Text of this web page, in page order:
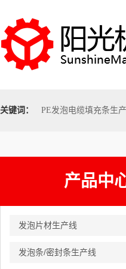
关键词： PE发泡电缆填充条生
产品中
发泡片材生产线
发泡条/密封条生产线